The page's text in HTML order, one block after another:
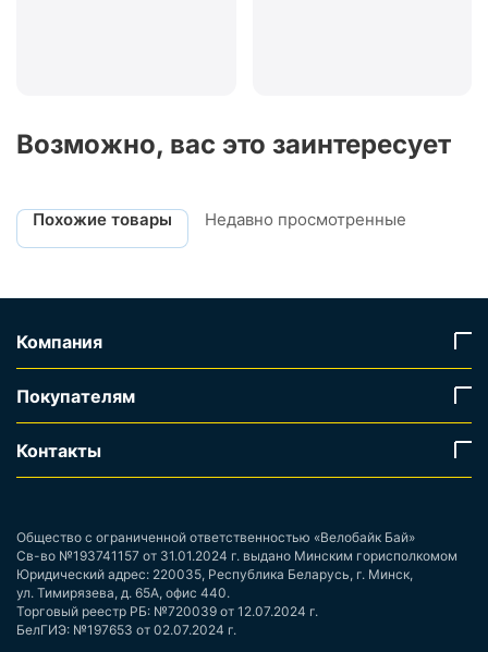
Возможно, вас это заинтересует
Похожие товары Недавно просмотренные
Компания
Покупателям
Контакты
Общество с ограниченной ответственностью «Велобайк Бай»
Св-во №193741157 от 31.01.2024 г. выдано Минским горисполкомом
Юридический адрес: 220035, Республика Беларусь, г. Минск,
ул. Тимирязева, д. 65А, офис 440.
Торговый реестр РБ: №720039 от 12.07.2024 г.
БелГИЭ: №197653 от 02.07.2024 г.